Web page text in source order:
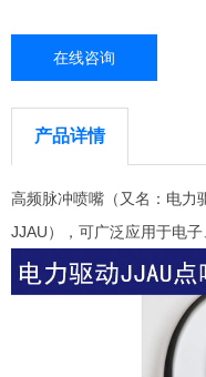
在线咨询
产品详情
高频脉冲喷嘴（又名：电力
JJAU），可广泛应用于电